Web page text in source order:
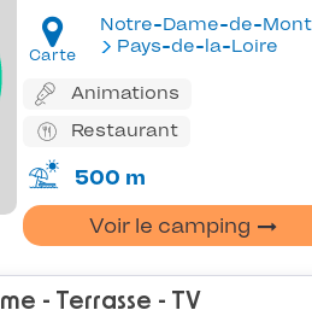
Carte
Notre-Dame-de-
Pays-de-la-Loire
Animations
Restaurant
500 m
Voir le camping
- Terrasse - TV